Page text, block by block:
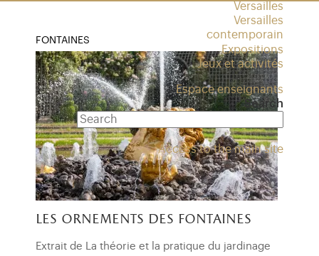
Versailles
Versailles
contemporain
Expositions
Jeux et activités
Espace enseignants
Search
Access to the main site
FONTAINES
les ornements des fontaines
Extrait de La théorie et la pratique du jardinage